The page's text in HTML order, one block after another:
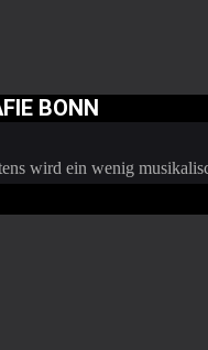
BONN
wird ein wenig